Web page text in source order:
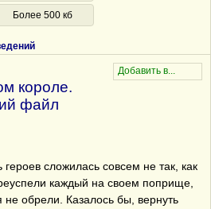
Более 500 кб
короле.
файл
сложилась совсем не так, как
каждый на своем поприще,
не обрели. Казалось бы, вернуть